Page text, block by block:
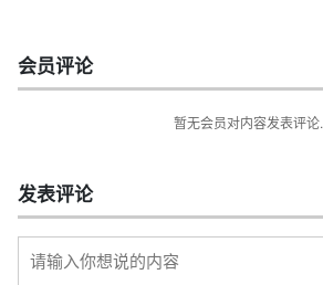
会员评论
暂无会员对内容发表评论.
发表评论